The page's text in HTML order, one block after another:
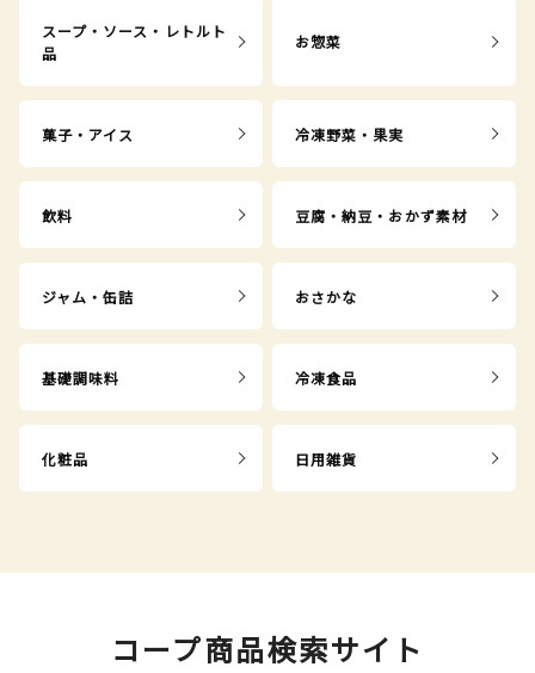
スープ・ソース・レトルト
品
お惣菜
菓子・アイス 冷凍野菜・果実
飲料 豆腐・納豆・おかず素材
ジャム・缶詰 おさかな
基礎調味料 冷凍食品
化粧品 日用雑貨
コープ商品検索サイト